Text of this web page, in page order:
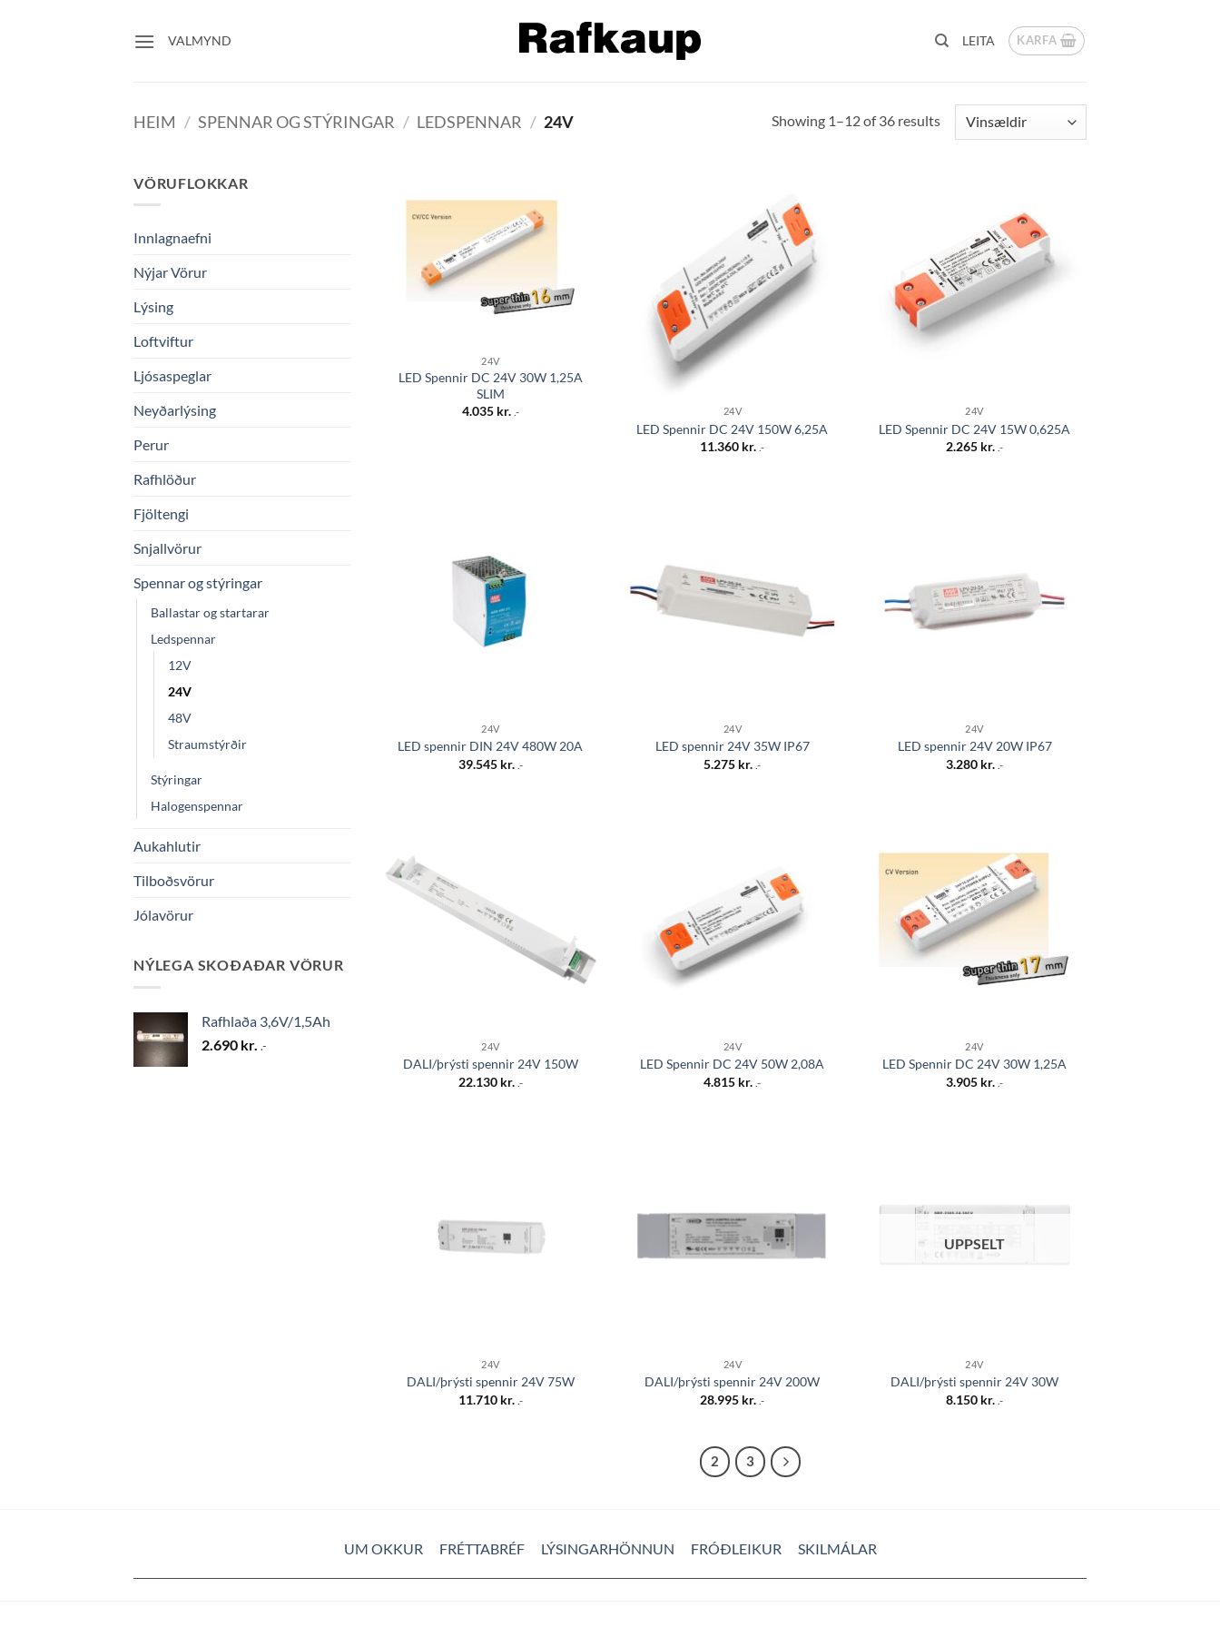
VALMYND LEITA KARFA
HEIM / SPENNAR OG STÝRINGAR / LEDSPENNAR / 24V Showing 1–12 of 36 resultsSorted
VÖRUFLOKKAR
Innlagnaefni
Nýjar Vörur
Lýsing
Loftviftur
Ljósaspeglar
Neyðarlýsing
Perur
Rafhlöður
Fjöltengi
Snjallvörur
Spennar og stýringar
Ballastar og startarar
Ledspennar
12V
24V
48V
Straumstýrðir
Stýringar
Halogenspennar
Aukahlutir
Tilboðsvörur
Jólavörur
NÝLEGA SKOÐAÐAR VÖRUR
Rafhlaða 3,6V/1,5Ah
2.690 kr. .-
24V
LED Spennir DC 24V 30W 1,25A
SLIM
4.035 kr. .-
Bæta á
óskalista
24V
LED Spennir DC 24V 150W 6,25A
11.360 kr. .-
Bæta á
óskalista
24V
LED Spennir DC 24V 15W 0,625A
2.265 kr. .-
24V
LED spennir DIN 24V 480W 20A
39.545 kr. .-
24V
LED spennir 24V 35W IP67
5.275 kr. .-
24V
LED spennir 24V 20W IP67
3.280 kr. .-
24V
DALI/þrýsti spennir 24V 150W
22.130 kr. .-
24V
LED Spennir DC 24V 50W 2,08A
4.815 kr. .-
Bæta á
óskalista
24V
LED Spennir DC 24V 30W 1,25A
3.905 kr. .-
24V
DALI/þrýsti spennir 24V 75W
11.710 kr. .-
24V
DALI/þrýsti spennir 24V 200W
28.995 kr. .-
UPPSELT
24V
DALI/þrýsti spennir 24V 30W
8.150 kr. .-
2 3
UM OKKUR FRÉTTABRÉF LÝSINGARHÖNNUN FRÓÐLEIKUR SKILMÁLAR